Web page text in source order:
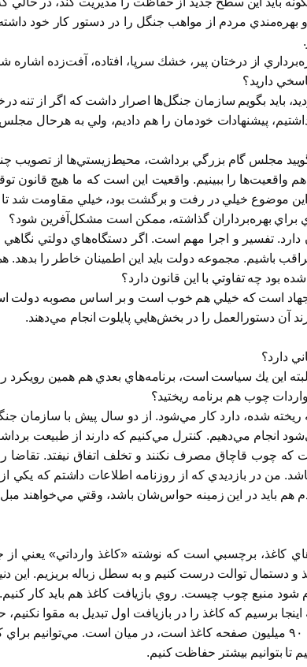
بهره‌مندي مردم از مواهب جنگل را در دستور كار خود
از درختان پير، خشك سرپا، افتاده، آفت‌زده
داريد؟
بايد بگويم سازمان جنگل‌ها اصرار داشت كه اگر از تنه
پيشنهادات خودمان را هم داديم، ولي به هرحال
مجلس گام بزرگي برداشت، محيط‌زيستي‌ها از تصويب
هم واقعيت‌ها را ببينيم. واقعيت اين است كه ما هيچ
اين موضوع خيلي در رفت و برگشت بود، ‌خيلي مقاومت شد
براي بهره‌برداران گذاشته، ممكن است مشكل‌آفرين شود؟
دارد. تفسير و اجرا مهم است. اگر دستگاه‌هاي دولتي
باشيم. مجموعه دولت بايد اين اطمينان خاطر را
چه تفاوتي با اين قانون دارد؟
جهاد است كه خيلي هم خوب است و بر اساس مصوبه دولت
آن دستورالعمل را در بخش‌هايي پايلوت انجام مي‌دهند.
دارد؟
اين يك سياست است، برنامه‌هاي بعدي هم همين رويكرد
چوب هم برنامه ريختيد؟
ريخته شده، ‌دارد كار مي‌شود. از دو سال پيش با سازمان
انجام مي‌دهيم. كنترل مي‌كنيم كه دارند از طبيعت
كه چوب قاچاق مصرف نكنند و تخلف اتفاق نيفتد.
من در بازديدي كه از روزنامه اطلاعات داشتم كه يكي از
هم بايد در اين زمينه حواس‌شان باشد، وقتي مي‌خواهند
كاغذ، برچسبي است كه نوشته «كاغذ وارداتي» يعني
و دستمال توالت درست كنيم و به سطل زباله بريزيم. اين
ما هم كه عددي نزديك به ٨٠ تا ٩٠ ميليون صفحه كاغذ است، در ميان
تا بتوانيم بيشتر حفاظت كنيم.